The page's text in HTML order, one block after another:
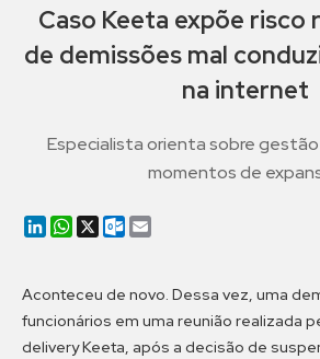
Caso Keeta expõe risco
de demissões mal
na internet
Especialista orienta sobre
momentos de
LinkedIn
WhatsApp
X Outlook.com
Aconteceu de novo. Dessa vez, uma
funcionários em uma reunião realizada
delivery Keeta, após a decisão de